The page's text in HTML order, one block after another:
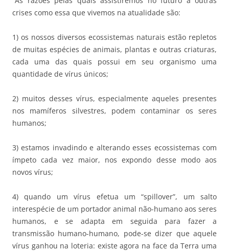
crises como essa que vivemos na atualidade são:
1) os nossos diversos ecossistemas naturais estão repletos
de muitas espécies de animais, plantas e outras criaturas,
cada uma das quais possui em seu organismo uma
quantidade de vírus únicos;
2) muitos desses vírus, especialmente aqueles presentes
nos mamíferos silvestres, podem contaminar os seres
humanos;
3) estamos invadindo e alterando esses ecossistemas com
ímpeto cada vez maior, nos expondo desse modo aos
novos vírus;
4) quando um vírus efetua um “spillover”, um salto
interespécie de um portador animal não-humano aos seres
humanos, e se adapta em seguida para fazer a
transmissão humano-humano, pode-se dizer que aquele
vírus ganhou na loteria: existe agora na face da Terra uma